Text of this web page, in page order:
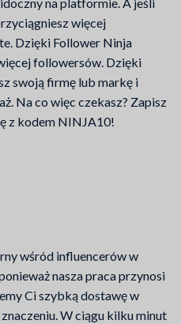
więcej
Dzięki Follower Ninja
followersów. Dzięki
swoją firmę lub markę i
Na co więc czekasz? Zapisz
z kodem NINJA10!
wśród influencerów w
nasza praca przynosi
Ci szybką dostawę w
W ciągu kilku minut